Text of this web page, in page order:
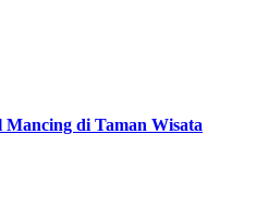
di Taman Wisata